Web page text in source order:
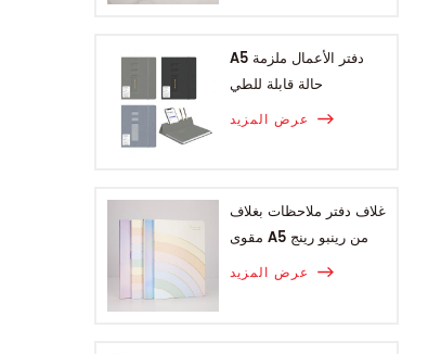
A5 دفتر الأعمال ملزمة
حالة قابلة للطي
عرض المزيد
غلاف دفتر ملاحظات بغلاف
مقوى A5 من رينبو رينج
عرض المزيد